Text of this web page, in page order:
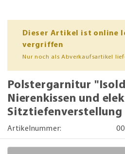
Dieser Artikel ist online
vergriffen
Nur noch als Abverkaufsartikel
Polstergarnitur
Nierenkissen und
Sitztiefenverstellung
Artikelnummer: